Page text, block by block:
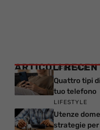
ARTICOLILIFESTYLE
Quattro tipi
tuo telefono
LIFESTYLE
Utenze
strategie